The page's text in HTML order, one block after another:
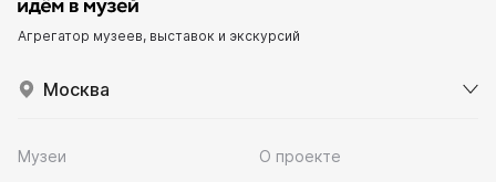
Агрегатор музеев, выставок и экскурсий
Москва
Музеи
О проекте